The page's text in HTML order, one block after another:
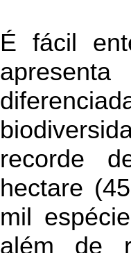
É fácil
recorde
hectare
mil
além de